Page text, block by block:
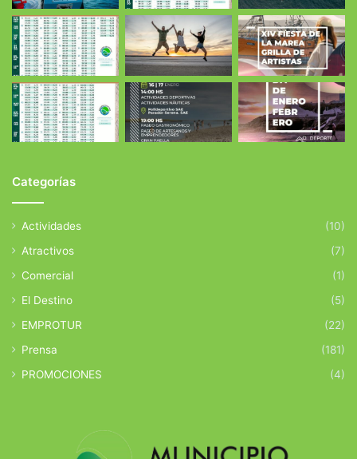
Categorías
Actividades
(10)
Atractivos
(7)
Comercial
(1)
El Destino
(5)
EMPROTUR
(22)
Prensa
(181)
PROMOCIONES
(4)